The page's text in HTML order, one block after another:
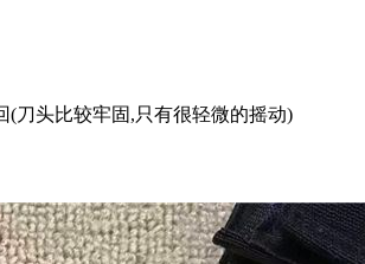
(刀头比较牢固,只有很轻微的摇动)